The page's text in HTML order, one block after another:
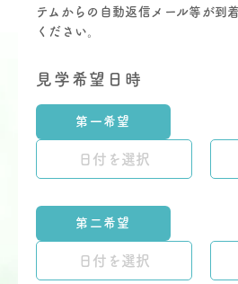
テムからの自動返信メール等が到
ください。
見学希望日時
第一希望
第二希望